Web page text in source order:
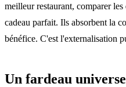
meilleur restaurant, comparer
cadeau parfait. Ils absorbent la
bénéfice. C'est l'externalisation
Un fardeau